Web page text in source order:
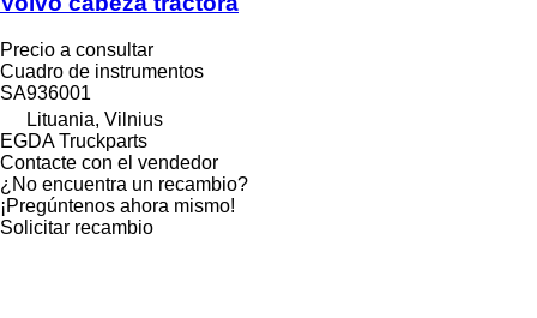
Precio a consultar
Cuadro de instrumentos
SA936001
Lituania, Vilnius
EGDA Truckparts
Contacte con el vendedor
¿No encuentra un recambio?
¡Pregúntenos ahora mismo!
Solicitar recambio